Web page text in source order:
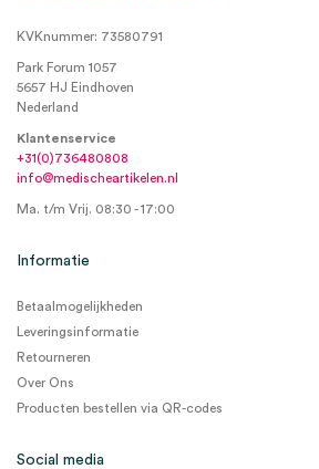
KVKnummer: 73580791
Park Forum 1057
5657 HJ Eindhoven
Nederland
Klantenservice
+31(0)736480808
info@medischeartikelen.nl
Ma. t/m Vrij. 08:30 - 17:00
Informatie
Betaalmogelijkheden
Leveringsinformatie
Retourneren
Over Ons
Producten bestellen via QR-codes
Social media